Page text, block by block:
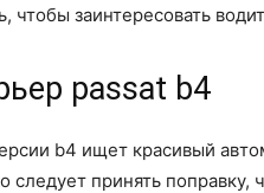
чтобы заинтересовать
passat b4
b4 ищет красивый
следует принять поправку,